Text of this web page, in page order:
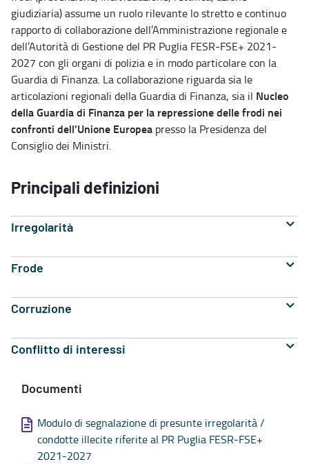
giudiziaria) assume un ruolo rilevante lo stretto e continuo
rapporto di collaborazione dell’Amministrazione regionale e
dell’Autorità di Gestione del PR Puglia FESR-FSE+ 2021-
2027 con gli organi di polizia e in modo particolare con la
Guardia di Finanza. La collaborazione riguarda sia le
articolazioni regionali della Guardia di Finanza, sia il Nucleo
della Guardia di Finanza per la repressione delle frodi nei
confronti dell’Unione Europea presso la Presidenza del
Consiglio dei Ministri.
Principali definizioni
Irregolarità
Frode
Corruzione
Conflitto di interessi
Documenti
Modulo di segnalazione di presunte irregolarità /
condotte illecite riferite al PR Puglia FESR-FSE+
2021-2027